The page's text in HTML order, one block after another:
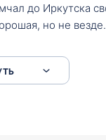
до Иркутска
но не
пути следования.